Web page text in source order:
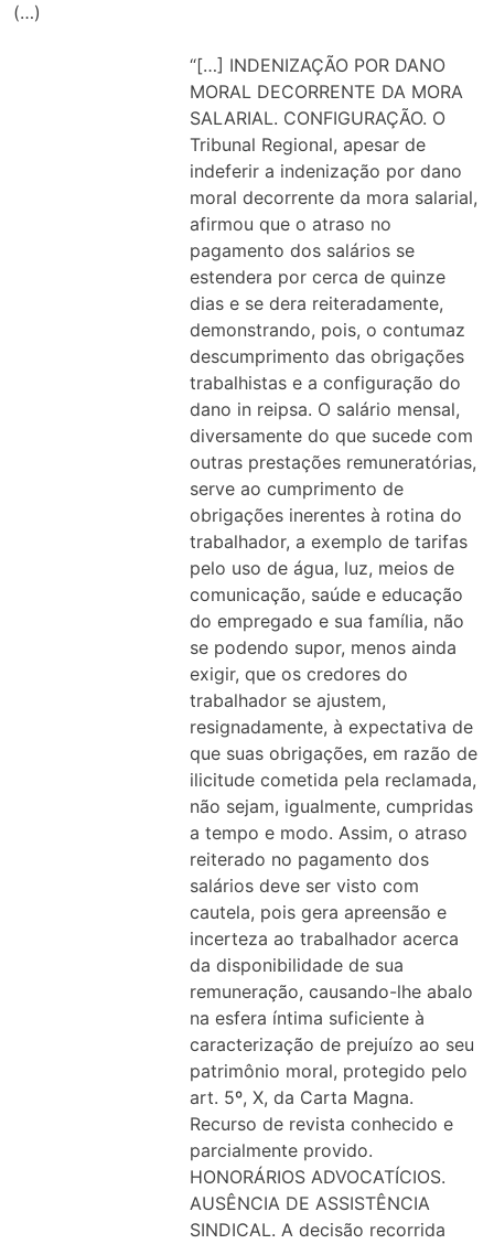
(…)
“[…] INDENIZAÇÃO POR DANO
MORAL DECORRENTE DA MORA
SALARIAL. CONFIGURAÇÃO. O
Tribunal Regional, apesar de
indeferir a indenização por dano
moral decorrente da mora salarial,
afirmou que o atraso no
pagamento dos salários se
estendera por cerca de quinze
dias e se dera reiteradamente,
demonstrando, pois, o contumaz
descumprimento das obrigações
trabalhistas e a configuração do
dano in reipsa. O salário mensal,
diversamente do que sucede com
outras prestações remuneratórias,
serve ao cumprimento de
obrigações inerentes à rotina do
trabalhador, a exemplo de tarifas
pelo uso de água, luz, meios de
comunicação, saúde e educação
do empregado e sua família, não
se podendo supor, menos ainda
exigir, que os credores do
trabalhador se ajustem,
resignadamente, à expectativa de
que suas obrigações, em razão de
ilicitude cometida pela reclamada,
não sejam, igualmente, cumpridas
a tempo e modo. Assim, o atraso
reiterado no pagamento dos
salários deve ser visto com
cautela, pois gera apreensão e
incerteza ao trabalhador acerca
da disponibilidade de sua
remuneração, causando-lhe abalo
na esfera íntima suficiente à
caracterização de prejuízo ao seu
patrimônio moral, protegido pelo
art. 5º, X, da Carta Magna.
Recurso de revista conhecido e
parcialmente provido.
HONORÁRIOS ADVOCATÍCIOS.
AUSÊNCIA DE ASSISTÊNCIA
SINDICAL. A decisão recorrida